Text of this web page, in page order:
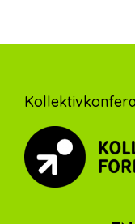
Footer